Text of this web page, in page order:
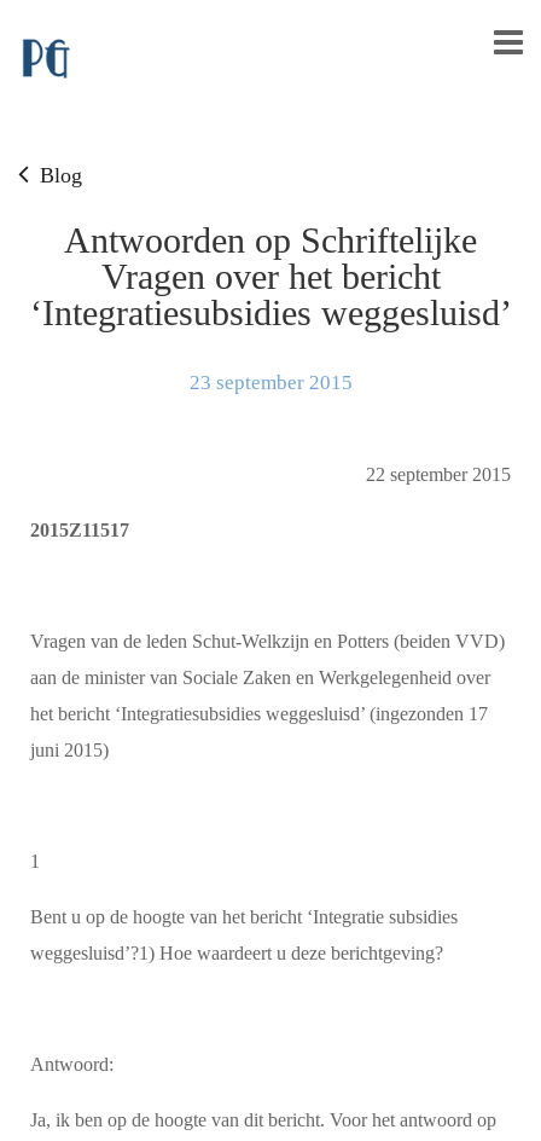
Blog
Antwoorden op Schriftelijke
Vragen over het bericht
‘Integratiesubsidies weggesluisd’
23 september 2015
22 september 2015
2015Z11517
Vragen van de leden Schut-Welkzijn en Potters (beiden VVD)
aan de minister van Sociale Zaken en Werkgelegenheid over
het bericht ‘Integratiesubsidies weggesluisd’ (ingezonden 17
juni 2015)
1
Bent u op de hoogte van het bericht ‘Integratie subsidies
weggesluisd’?1) Hoe waardeert u deze berichtgeving?
Antwoord:
Ja, ik ben op de hoogte van dit bericht. Voor het antwoord op